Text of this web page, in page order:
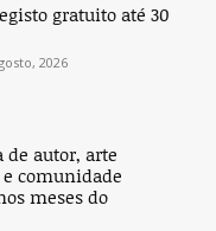
gratuito até 30
2026
autor, arte
comunidade
meses do